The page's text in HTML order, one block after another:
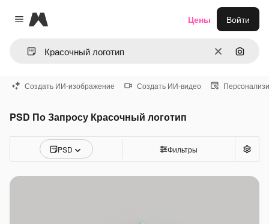
Close menu
Magnific
ОчиститьПоиск
Цены Войти
Создать ИИ-изображение Создать ИИ-видео
PSD По Запросу Красочный логотип
PSD Фильтры